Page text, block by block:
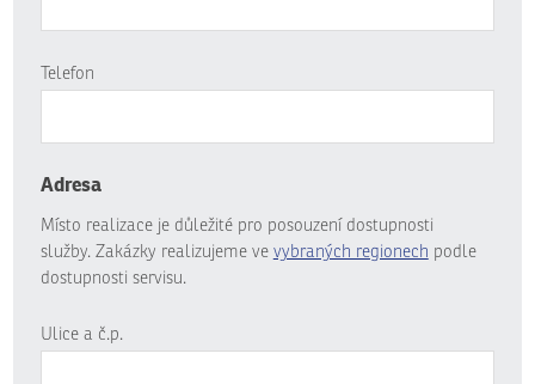
Telefon
Adresa
Místo realizace je důležité pro posouzení dostupnosti
služby. Zakázky realizujeme ve vybraných regionech podle
dostupnosti servisu.
Ulice a č.p.